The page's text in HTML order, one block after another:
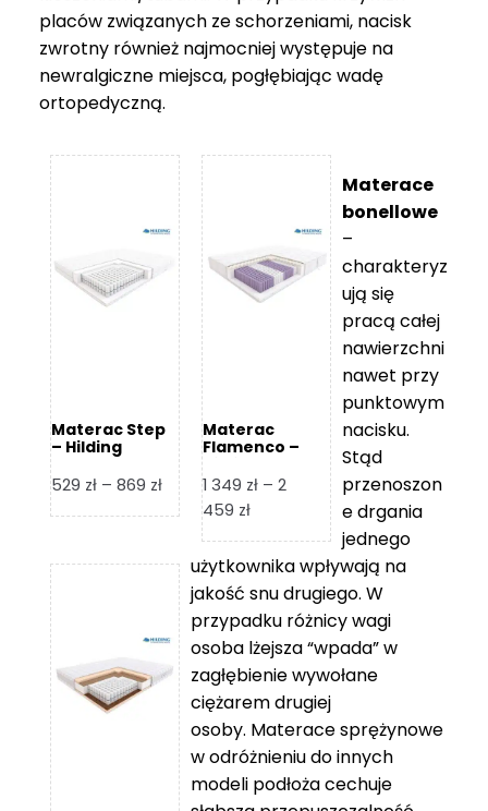
placów związanych ze schorzeniami, nacisk
zwrotny również najmocniej występuje na
newralgiczne miejsca, pogłębiając wadę
ortopedyczną.
Materac Step
– Hilding
529 zł – 869 złZakres
cen:
529 zł
do
869 zł
Materac
Flamenco –
1 349 zł – 2
459 złZakres
od
1
349 zł
2
459 zł
Materace
bonellowe
–
charakteryz
ują się
pracą całej
nawierzchni
nawet przy
punktowym
nacisku.
Stąd
przenoszon
e drgania
jednego
użytkownika wpływają na
jakość snu drugiego. W
przypadku różnicy wagi
osoba lżejsza “wpada” w
zagłębienie wywołane
ciężarem drugiej
osoby. Materace sprężynowe
w odróżnieniu do innych
modeli podłoża cechuje